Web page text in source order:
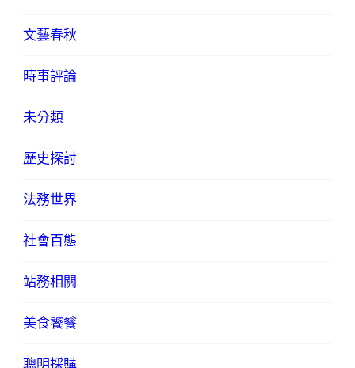
文藝春秋
時事評論
未分類
歷史探討
法務世界
社會百態
站務相關
美食饕餮
聰明採購